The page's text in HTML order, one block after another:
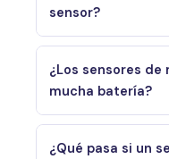
sensor?
¿Los sensores
mucha batería?
¿Qué pasa si un